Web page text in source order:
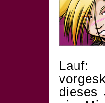
Lauf:
dieses